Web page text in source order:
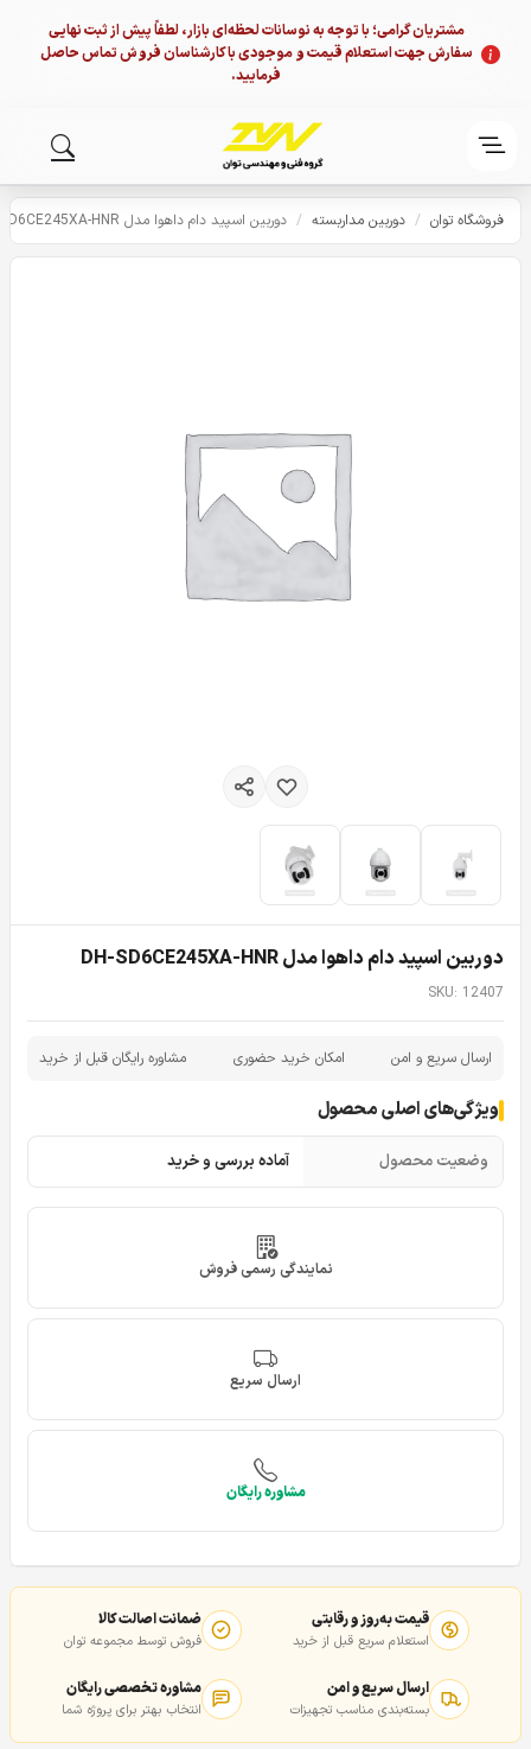
مشتریان گرامی؛ با توجه به نوسانات لحظه‌ای بازار، لطفاً پیش از ثبت نهایی
سفارش جهت استعلام قیمت و موجودی با کارشناسان فروش تماس حاصل
فرمایید.
فروشگاه توان / دوربین مداربسته / دوربین اسپید دام داهوا مدل DH-SD6CE245XA-HNR
دوربین اسپید دام داهوا مدل DH-SD6CE245XA-HNR
SKU: 12407
ارسال سریع و امن امکان خرید حضوری مشاوره رایگان قبل از خرید
ویژگی‌های اصلی محصول
وضعیت محصول آماده بررسی و خرید
نمایندگی رسمی فروش
ارسال سریع
مشاوره رایگان
قیمت به‌روز و رقابتی
استعلام سریع قبل از خرید
ضمانت اصالت کالا
فروش توسط مجموعه توان
ارسال سریع و امن
بسته‌بندی مناسب تجهیزات
مشاوره تخصصی رایگان
انتخاب بهتر برای پروژه شما